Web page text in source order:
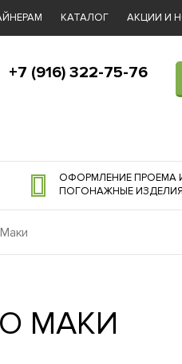
КАТАЛОГ АКЦИИ И
+7 (916) 322-75-76
ОФОРМЛЕНИЕ ПРОЕМА
ПОГОНАЖНЫЕ ИЗДЕЛИЯ
МАКИ